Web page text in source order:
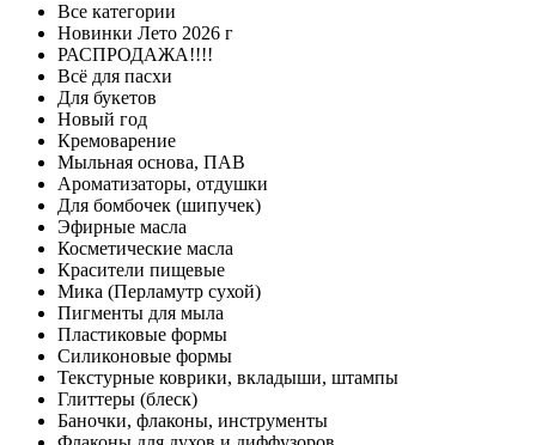
Все категории
Новинки Лето 2026 г
РАСПРОДАЖА!!!!
Всё для пасхи
Для букетов
Новый год
Кремоварение
Мыльная основа, ПАВ
Ароматизаторы, отдушки
Для бомбочек (шипучек)
Эфирные масла
Косметические масла
Красители пищевые
Мика (Перламутр сухой)
Пигменты для мыла
Пластиковые формы
Силиконовые формы
Текстурные коврики, вкладыши, штампы
Глиттеры (блеск)
Баночки, флаконы, инструменты